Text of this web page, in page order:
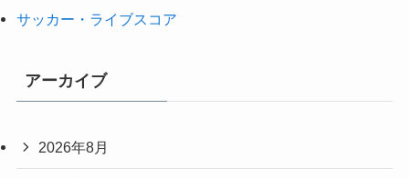
サッカー・ライブスコア
アーカイブ
2026年8月